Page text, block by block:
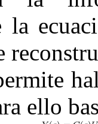
la
ello